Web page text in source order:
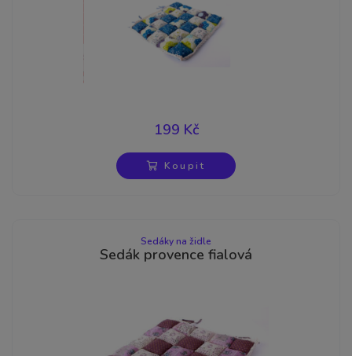
199 Kč
Koupit
Sedáky na židle
Sedák provence fialová